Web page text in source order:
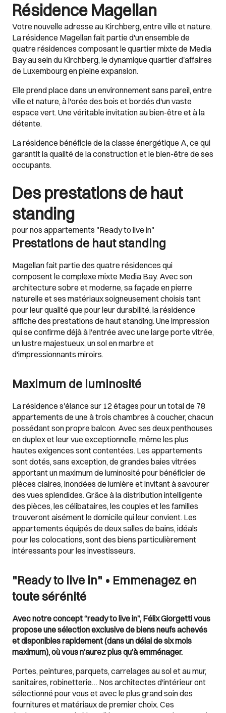
Résidence Magellan
Votre nouvelle adresse au Kirchberg, entre ville et nature.
La résidence Magellan fait partie d'un ensemble de
quatre résidences composant le quartier mixte de Media
Bay au sein du Kirchberg, le dynamique quartier d'affaires
de Luxembourg en pleine expansion.
Elle prend place dans un environnement sans pareil, entre
ville et nature, à l'orée des bois et bordés d'un vaste
espace vert. Une véritable invitation au bien-être et à la
détente.
La résidence bénéficie de la classe énergétique A, ce qui
garantit la qualité de la construction et le bien-être de ses
occupants.
Des prestations de haut
standing
pour nos appartements "Ready to live in"
Prestations de haut standing
Magellan fait partie des quatre résidences qui
composent le complexe mixte Media Bay. Avec son
architecture sobre et moderne, sa façade en pierre
naturelle et ses matériaux soigneusement choisis tant
pour leur qualité que pour leur durabilité, la résidence
affiche des prestations de haut standing. Une impression
qui se confirme déjà à l'entrée avec une large porte vitrée,
un lustre majestueux, un sol en marbre et
d'impressionnants miroirs.
Maximum de luminosité
La résidence s'élance sur 12 étages pour un total de 78
appartements de une à trois chambres à coucher, chacun
possédant son propre balcon. Avec ses deux penthouses
en duplex et leur vue exceptionnelle, même les plus
hautes exigences sont contentées. Les appartements
sont dotés, sans exception, de grandes baies vitrées
apportant un maximum de luminosité pour bénéficier de
pièces claires, inondées de lumière et invitant à savourer
des vues splendides. Grâce à la distribution intelligente
des pièces, les célibataires, les couples et les familles
trouveront aisément le domicile qui leur convient. Les
appartements équipés de deux salles de bains, idéals
pour les colocations, sont des biens particulièrement
intéressants pour les investisseurs.
"Ready to live in" • Emmenagez en
toute sérénité
Avec notre concept “ready to live in”, Félix Giorgetti vous
propose une sélection exclusive de biens neufs achevés
et disponibles rapidement (dans un délai de six mois
maximum), où vous n'aurez plus qu'à emménager.
Portes, peintures, parquets, carrelages au sol et au mur,
sanitaires, robinetterie… Nos architectes d'intérieur ont
sélectionné pour vous et avec le plus grand soin des
fournitures et matériaux de premier choix. Ces